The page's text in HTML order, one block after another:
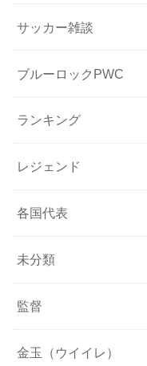
サッカー雑談
ブルーロックPWC
ランキング
レジェンド
各国代表
未分類
監督
金玉（ウイイレ）